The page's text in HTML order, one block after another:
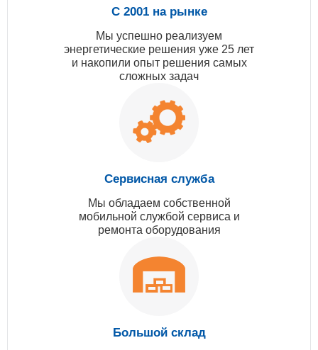
С 2001 на рынке
Мы успешно реализуем
энергетические решения уже 25 лет
и накопили опыт решения самых
сложных задач
Сервисная служба
Мы обладаем собственной
мобильной службой сервиса и
ремонта оборудования
Большой склад